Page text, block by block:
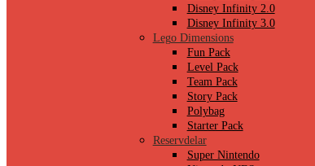
Disney Infinity 2.0
Disney Infinity 3.0
Lego Dimensions
Fun Pack
Level Pack
Team Pack
Story Pack
Polybag
Starter Pack
Reservdelar
Super Nintendo